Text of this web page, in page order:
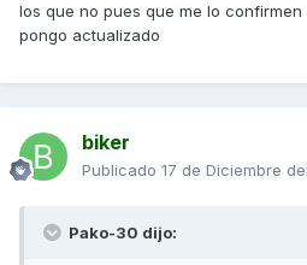
los que no pues que me lo confirmen
pongo actualizado
biker
Publicado 17 de Diciembre
Pako-30 dijo: